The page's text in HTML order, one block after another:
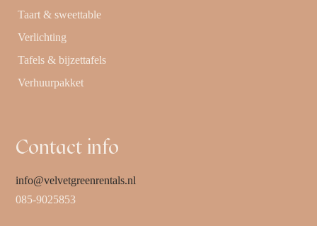
Taart & sweettable
Verlichting
Tafels & bijzettafels
Verhuurpakket
Contact info
info@velvetgreenrentals.nl
085-9025853